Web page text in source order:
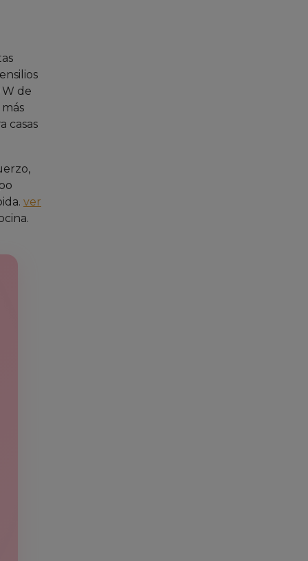
W de
casas
ver